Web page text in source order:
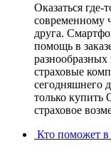
Оказаться где-
современному
друга.
помощь в
страховые
сегодняшнего
только
страховое
Кто поможет в